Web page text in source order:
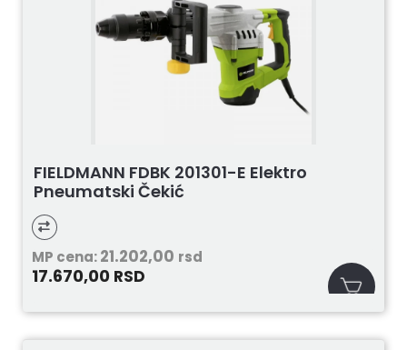
FIELDMANN FDBK 201301-E Elektro
Pneumatski Čekić
MP cena:21.202,00 rsd
17.670,00 RSD